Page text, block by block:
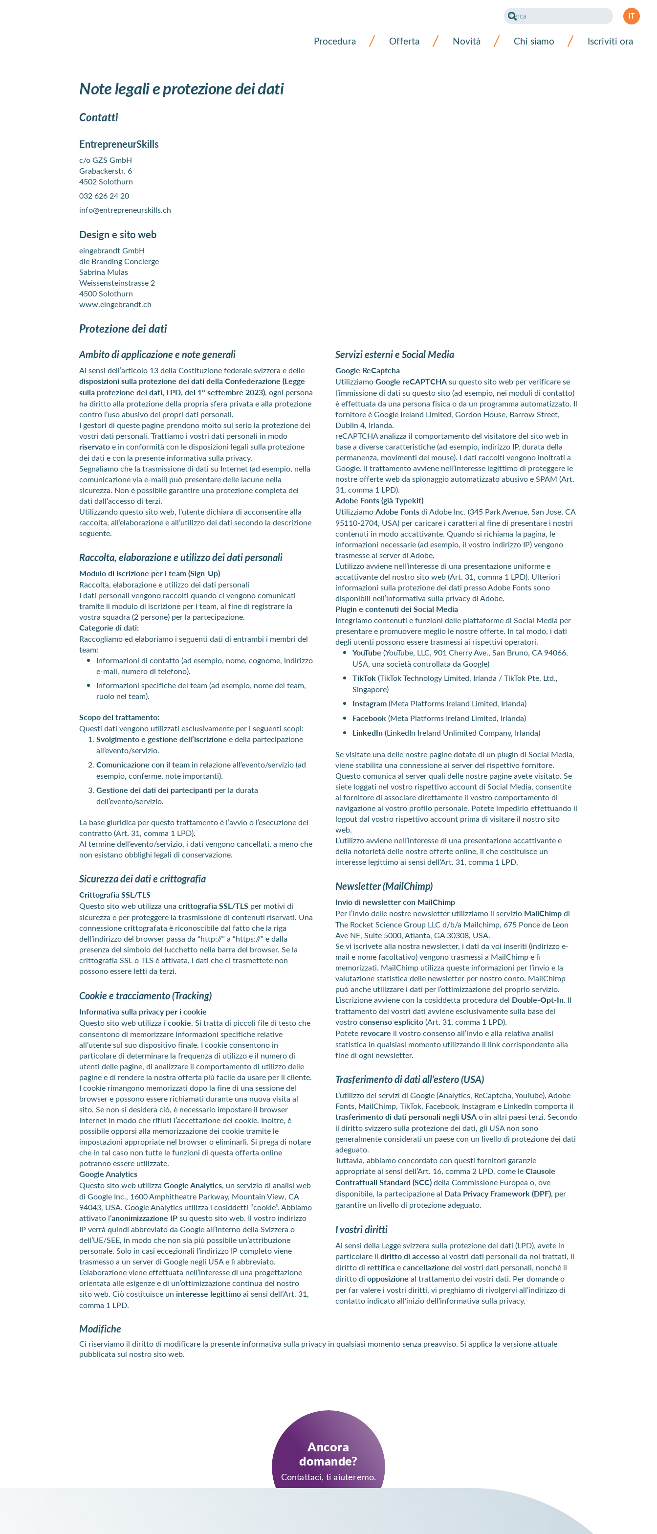
IT
Procedura Offerta Novità Chi siamo Iscriviti ora
Note legali e protezione dei dati
Contatti
EntrepreneurSkills
c/o GZS GmbH
Grabackerstr. 6
4502 Solothurn
032 626 24 20
info@entrepreneurskills.ch
Design e sito web
eingebrandt GmbH
die Branding Concierge
Sabrina Mulas
Weissensteinstrasse 2
4500 Solothurn
www.eingebrandt.ch
Protezione dei dati
Ambito di applicazione e note generali
Ai sensi dell’articolo 13 della Costituzione federale svizzera e delle
disposizioni sulla protezione dei dati della Confederazione (Legge
sulla protezione dei dati, LPD, del 1° settembre 2023), ogni persona
ha diritto alla protezione della propria sfera privata e alla protezione
contro l’uso abusivo dei propri dati personali.
I gestori di queste pagine prendono molto sul serio la protezione dei
vostri dati personali. Trattiamo i vostri dati personali in modo
riservatoe in conformità con le disposizioni legali sulla protezione
dei dati e con la presente informativa sulla privacy.
Segnaliamo che la trasmissione di dati su Internet (ad esempio, nella
comunicazione via e-mail) può presentare delle lacune nella
sicurezza. Non è possibile garantire una protezione completa dei
dati dall’accesso di terzi.
Utilizzando questo sito web, l’utente dichiara di acconsentire alla
raccolta, all’elaborazione e all’utilizzo dei dati secondo la descrizione
seguente.
Raccolta, elaborazione e utilizzo dei dati personali
Modulo di iscrizione per i team (Sign-Up)
Raccolta, elaborazione e utilizzo dei dati personali
I dati personali vengono raccolti quando ci vengono comunicati
tramite il modulo di iscrizione per i team, al fine di registrare la
vostra squadra (2 persone) per la partecipazione.
Categorie di dati:
Raccogliamo ed elaboriamo i seguenti dati di entrambi i membri del
team:
Informazioni di contatto (ad esempio, nome, cognome, indirizzo
e-mail, numero di telefono).
Informazioni specifiche del team (ad esempio, nome del team,
ruolo nel team).
Scopo del trattamento:
Questi dati vengono utilizzati esclusivamente per i seguenti scopi:
Svolgimento e gestione dell’iscrizione e della partecipazione
all’evento/servizio.
Comunicazione con il team in relazione all’evento/servizio (ad
esempio, conferme, note importanti).
Gestione dei dati dei partecipanti per la durata
dell’evento/servizio.
La base giuridica per questo trattamento è l’avvio o l’esecuzione del
contratto (Art. 31, comma 1 LPD).
Al termine dell’evento/servizio, i dati vengono cancellati, a meno che
non esistano obblighi legali di conservazione.
Sicurezza dei dati e crittografia
Crittografia SSL/TLS
Questo sito web utilizza unacrittografia SSL/TLS per motivi di
sicurezza e per proteggere la trasmissione di contenuti riservati. Una
connessione crittografata è riconoscibile dal fatto che la riga
dell’indirizzo del browser passa da “http://” a “https://” e dalla
presenza del simbolo del lucchetto nella barra del browser. Se la
crittografia SSL o TLS è attivata, i dati che ci trasmettete non
possono essere letti da terzi.
Cookie e tracciamento (Tracking)
Informativa sulla privacy per i cookie
Questo sito web utilizza icookie. Si tratta di piccoli file di testo che
consentono di memorizzare informazioni specifiche relative
all’utente sul suo dispositivo finale. I cookie consentono in
particolare di determinare la frequenza di utilizzo e il numero di
utenti delle pagine, di analizzare il comportamento di utilizzo delle
pagine e di rendere la nostra offerta più facile da usare per il cliente.
I cookie rimangono memorizzati dopo la fine di una sessione del
browser e possono essere richiamati durante una nuova visita al
sito. Se non si desidera ciò, è necessario impostare il browser
Internet in modo che rifiuti l’accettazione dei cookie. Inoltre, è
possibile opporsi alla memorizzazione dei cookie tramite le
impostazioni appropriate nel browser o eliminarli. Si prega di notare
che in tal caso non tutte le funzioni di questa offerta online
potranno essere utilizzate.
Google Analytics
Questo sito web utilizzaGoogle Analytics, un servizio di analisi web
di Google Inc., 1600 Amphitheatre Parkway, Mountain View, CA
94043, USA. Google Analytics utilizza i cosiddetti “cookie”. Abbiamo
attivato l’anonimizzazione IPsu questo sito web. Il vostro indirizzo
IP verrà quindi abbreviato da Google all’interno della Svizzera o
dell’UE/SEE, in modo che non sia più possibile un’attribuzione
personale. Solo in casi eccezionali l’indirizzo IP completo viene
trasmesso a un server di Google negli USA e lì abbreviato.
L’elaborazione viene effettuata nell’interesse di una progettazione
orientata alle esigenze e di un’ottimizzazione continua del nostro
sito web. Ciò costituisce un interesse legittimoai sensi dell’Art. 31,
comma 1 LPD.
Servizi esterni e Social Media
Google ReCaptcha
UtilizziamoGoogle reCAPTCHAsu questo sito web per verificare se
l’immissione di dati su questo sito (ad esempio, nei moduli di contatto)
è effettuata da una persona fisica o da un programma automatizzato. Il
fornitore è Google Ireland Limited, Gordon House, Barrow Street,
Dublin 4, Irlanda.
reCAPTCHA analizza il comportamento del visitatore del sito web in
base a diverse caratteristiche (ad esempio, indirizzo IP, durata della
permanenza, movimenti del mouse). I dati raccolti vengono inoltrati a
Google. Il trattamento avviene nell’interesse legittimo di proteggere le
nostre offerte web da spionaggio automatizzato abusivo e SPAM (Art.
31, comma 1 LPD).
Adobe Fonts (già Typekit)
UtilizziamoAdobe Fontsdi Adobe Inc. (345 Park Avenue, San Jose, CA
95110-2704, USA) per caricare i caratteri al fine di presentare i nostri
contenuti in modo accattivante. Quando si richiama la pagina, le
informazioni necessarie (ad esempio, il vostro indirizzo IP) vengono
trasmesse ai server di Adobe.
L’utilizzo avviene nell’interesse di una presentazione uniforme e
accattivante del nostro sito web (Art. 31, comma 1 LPD). Ulteriori
informazioni sulla protezione dei dati presso Adobe Fonts sono
disponibili nell’informativa sulla privacy di Adobe.
Plugin e contenuti dei Social Media
Integriamo contenuti e funzioni delle piattaforme di Social Media per
presentare e promuovere meglio le nostre offerte. In tal modo, i dati
degli utenti possono essere trasmessi ai rispettivi operatori.
YouTube (YouTube, LLC, 901 Cherry Ave., San Bruno, CA 94066,
USA, una società controllata da Google)
TikTok(TikTok Technology Limited, Irlanda / TikTok Pte. Ltd.,
Singapore)
Instagram(Meta Platforms Ireland Limited, Irlanda)
Facebook(Meta Platforms Ireland Limited, Irlanda)
LinkedIn(LinkedIn Ireland Unlimited Company, Irlanda)
Se visitate una delle nostre pagine dotate di un plugin di Social Media,
viene stabilita una connessione ai server del rispettivo fornitore.
Questo comunica al server quali delle nostre pagine avete visitato. Se
siete loggati nel vostro rispettivo account di Social Media, consentite
al fornitore di associare direttamente il vostro comportamento di
navigazione al vostro profilo personale. Potete impedirlo effettuando il
logout dal vostro rispettivo account prima di visitare il nostro sito
web.
L’utilizzo avviene nell’interesse di una presentazione accattivante e
della notorietà delle nostre offerte online, il che costituisce un
interesse legittimo ai sensi dell’Art. 31, comma 1 LPD.
Newsletter (MailChimp)
Invio di newsletter con MailChimp
Per l’invio delle nostre newsletter utilizziamo il servizio MailChimpdi
The Rocket Science Group LLC d/b/a Mailchimp, 675 Ponce de Leon
Ave NE, Suite 5000, Atlanta, GA 30308, USA.
Se vi iscrivete alla nostra newsletter, i dati da voi inseriti (indirizzo e-
mail e nome facoltativo) vengono trasmessi a MailChimp e lì
memorizzati. MailChimp utilizza queste informazioni per l’invio e la
valutazione statistica delle newsletter per nostro conto. MailChimp
può anche utilizzare i dati per l’ottimizzazione del proprio servizio.
L’iscrizione avviene con la cosiddetta procedura del Double-Opt-In. Il
trattamento dei vostri dati avviene esclusivamente sulla base del
vostroconsenso esplicito(Art. 31, comma 1 LPD).
Potete revocare il vostro consenso all’invio e alla relativa analisi
statistica in qualsiasi momento utilizzando il link corrispondente alla
fine di ogni newsletter.
Trasferimento di dati all’estero (USA)
L’utilizzo dei servizi di Google (Analytics, ReCaptcha, YouTube), Adobe
Fonts, MailChimp, TikTok, Facebook, Instagram e LinkedIn comporta il
trasferimento di dati personali negli USAo in altri paesi terzi. Secondo
il diritto svizzero sulla protezione dei dati, gli USA non sono
generalmente considerati un paese con un livello di protezione dei dati
adeguato.
Tuttavia, abbiamo concordato con questi fornitori garanzie
appropriate ai sensi dell’Art. 16, comma 2 LPD, come leClausole
Contrattuali Standard (SCC)della Commissione Europea o, ove
disponibile, la partecipazione al Data Privacy Framework (DPF), per
garantire un livello di protezione adeguato.
I vostri diritti
Ai sensi della Legge svizzera sulla protezione dei dati (LPD), avete in
particolare il diritto di accessoai vostri dati personali da noi trattati, il
diritto di rettificaecancellazione dei vostri dati personali, nonché il
diritto di opposizione al trattamento dei vostri dati. Per domande o
per far valere i vostri diritti, vi preghiamo di rivolgervi all’indirizzo di
contatto indicato all’inizio dell’informativa sulla privacy.
Modifiche
Ci riserviamo il diritto di modificare la presente informativa sulla privacy in qualsiasi momento senza preavviso. Si applica la versione attuale
pubblicata sul nostro sito web.
Ancora
domande?
Contattaci, ti aiuteremo.